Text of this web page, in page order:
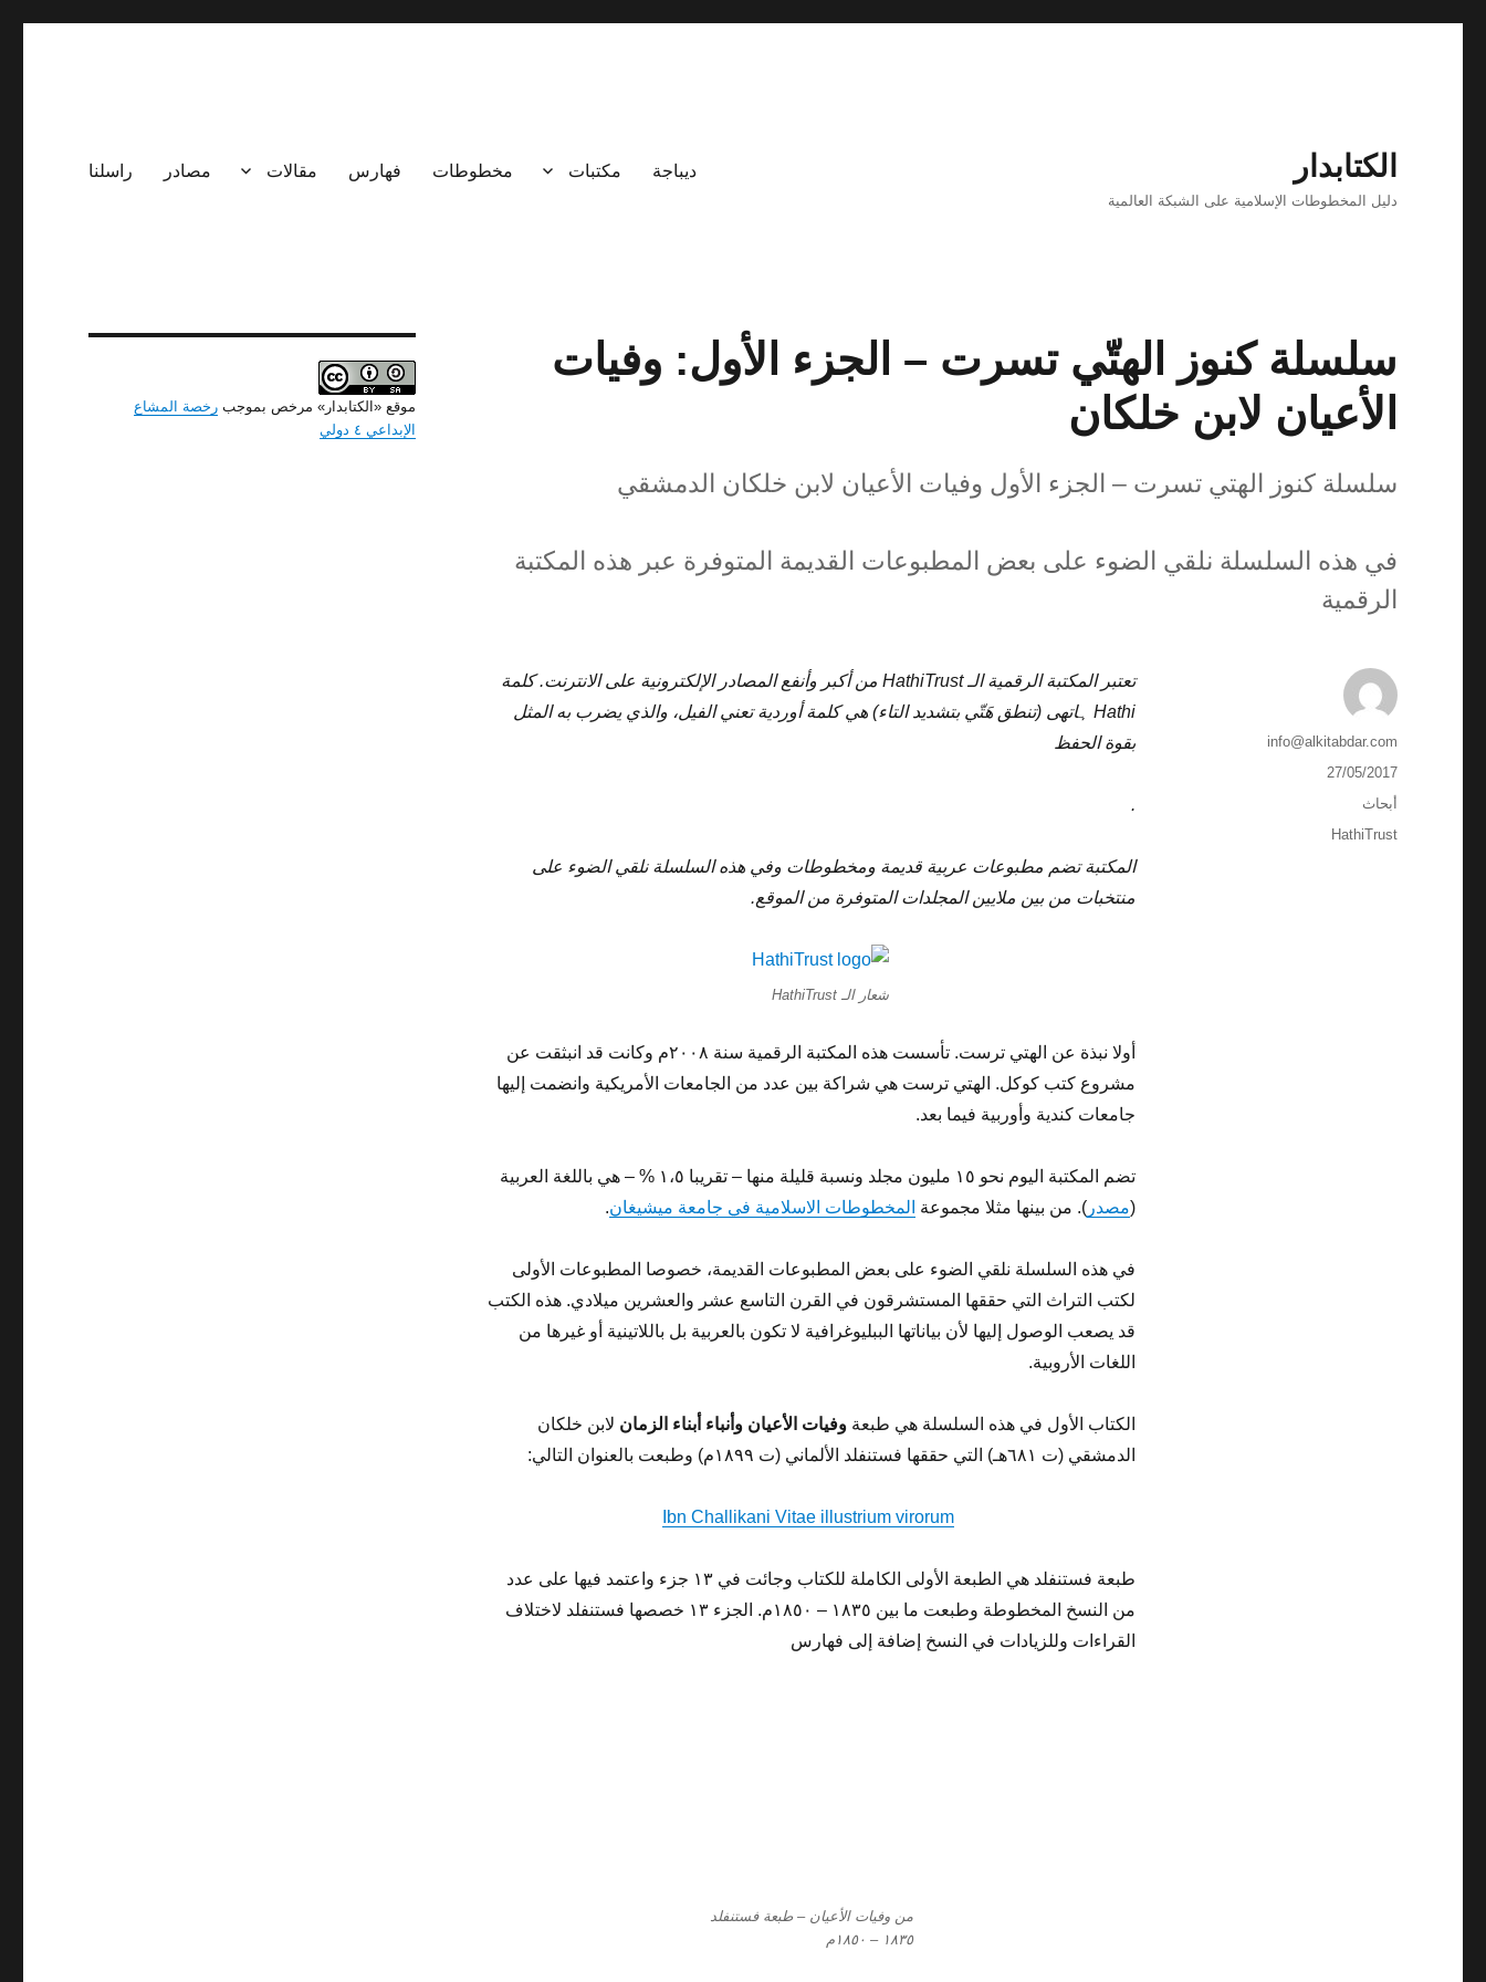
الكتابدار
دليل المخطوطات الإسلامية على الشبكة العالمية
ديباجة مكتبات مخطوطات فهارس مقالات مصادر راسلنا
سلسلة كنوز الهتّي تسرت – الجزء الأول: وفيات
الأعيان لابن خلكان
سلسلة كنوز الهتي تسرت – الجزء الأول وفيات الأعيان لابن خلكان الدمشقي
في هذه السلسلة نلقي الضوء على بعض المطبوعات القديمة المتوفرة عبر هذه المكتبة
الرقمية
تعتبر المكتبة الرقمية الـ HathiTrust من أكبر وأنفع المصادر الإلكترونية على الانترنت. كلمة
Hathi ہاتھی (تنطق هَتّي بتشديد التاء) هي كلمة أوردية تعني الفيل، والذي يضرب به المثل
بقوة الحفظ
.
المكتبة تضم مطبوعات عربية قديمة ومخطوطات وفي هذه السلسلة نلقي الضوء على
منتخبات من بين ملايين المجلدات المتوفرة من الموقع.
شعار الـ HathiTrust
أولا نبذة عن الهتي ترست. تأسست هذه المكتبة الرقمية سنة ٢٠٠٨م وكانت قد انبثقت عن
مشروع كتب كوكل. الهتي ترست هي شراكة بين عدد من الجامعات الأمريكية وانضمت إليها
جامعات كندية وأوربية فيما بعد.
تضم المكتبة اليوم نحو ١٥ مليون مجلد ونسبة قليلة منها – تقريبا ١،٥ % – هي باللغة العربية
(مصدر ). من بينها مثلا مجموعة المخطوطات الاسلامية في جامعة ميشيغان.
في هذه السلسلة نلقي الضوء على بعض المطبوعات القديمة، خصوصا المطبوعات الأولى
لكتب التراث التي حققها المستشرقون في القرن التاسع عشر والعشرين ميلادي. هذه الكتب
قد يصعب الوصول إليها لأن بياناتها الببليوغرافية لا تكون بالعربية بل باللاتينية أو غيرها من
اللغات الأروبية.
الكتاب الأول في هذه السلسلة هي طبعة وفيات الأعيان وأنباء أبناء الزمان لابن خلكان
الدمشقي (ت ٦٨١هـ) التي حققها فستنفلد الألماني (ت ١٨٩٩م) وطبعت بالعنوان التالي:
Ibn Challikani Vitae illustrium virorum
طبعة فستنفلد هي الطبعة الأولى الكاملة للكتاب وجائت في ١٣ جزء واعتمد فيها على عدد
من النسخ المخطوطة وطبعت ما بين ١٨٣٥ – ١٨٥٠م. الجزء ١٣ خصصها فستنفلد لاختلاف
القراءات وللزيادات في النسخ إضافة إلى فهارس
من وفيات الأعيان – طبعة فستنفلد
١٨٣٥ – ١٨٥٠م
الكاتب
info@alkitabdar.com
نُشرت
في
27/05/2017
التصنيفات
أبحاث
الوسوم
HathiTrust
موقع «الكتابدار» مرخص بموجب رخصة المشاع
الإبداعي ٤ دولي